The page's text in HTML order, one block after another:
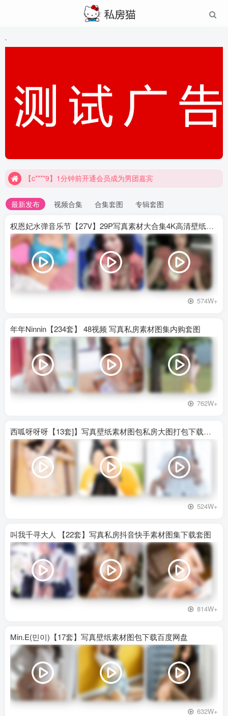
`
【c****9】1分钟前开通会员成为男团嘉宾
最新发布 视频合集 合集套图 专辑套图
权恩妃水弹音乐节【27V】29P写真素材大合集4K高清壁纸照片素材
574W+
年年Ninnin【234套】 48视频 写真私房素材图集内购套图
762W+
西呱呀呀呀【13套]】写真壁纸素材图包私房大图打包下载百度网盘
524W+
叫我千寻大人 【22套】写真私房抖音快手素材图集下载套图
814W+
Min.E(민이)【17套】写真壁纸素材图包下载百度网盘
632W+